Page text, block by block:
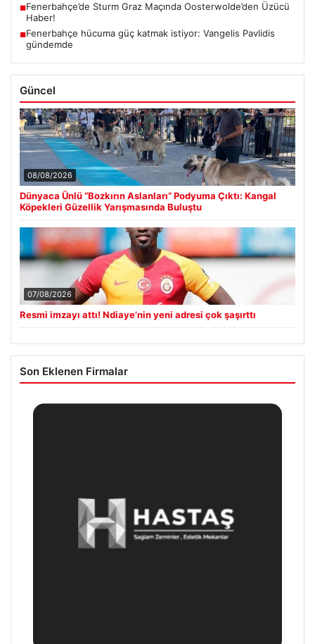
■Fenerbahçe’de Sturm Graz Maçında Oosterwolde’den Üzücü
Haber!
■Fenerbahçe hücuma güç katmak istiyor: Vangelis Pavlidis
gündemde
Güncel
08/08/2026
Dünyaca Ünlü “Bozkırın Aslanları” Podyuma Çıktı: Kangal
Köpekleri Güzellik Yarışmasında Buluştu
07/08/2026
Resmi imzayı attı! Ndiaye’nin yeni adresi çok şaşırttı
Son Eklenen Firmalar